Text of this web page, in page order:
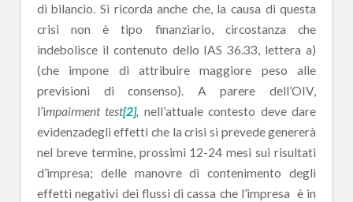
di bilancio. Si ricorda anche che, la causa di questa
crisi non è tipo finanziario, circostanza che
indebolisce il contenuto dello IAS 36.33, lettera a)
(che impone di attribuire maggiore peso alle
previsioni di consenso). A parere dell’OIV,
l’impairment test[2], nell’attuale contesto deve dare
evidenzadegli effetti che la crisi si prevede genererà
nel breve termine, prossimi 12-24 mesi sui risultati
d’impresa; delle manovre di contenimento degli
effetti negativi dei flussi di cassa che l’impresa è in